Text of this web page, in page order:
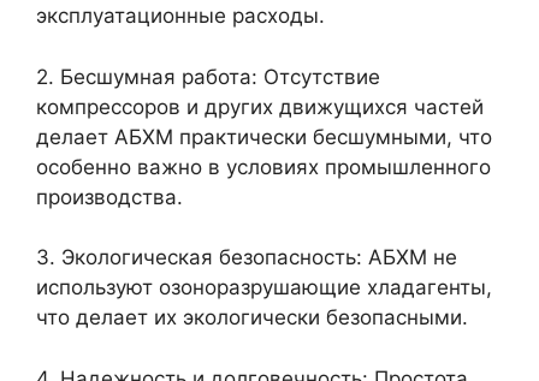
эксплуатационные расходы.
2. Бесшумная работа: Отсутствие
компрессоров и других движущихся частей
делает АБХМ практически бесшумными, что
особенно важно в условиях промышленного
производства.
3. Экологическая безопасность: АБХМ не
используют озоноразрушающие хладагенты,
что делает их экологически безопасными.